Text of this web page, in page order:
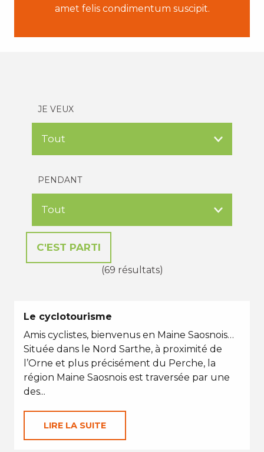
amet felis condimentum suscipit.
JE VEUX
PENDANT
(69 résultats)
Le cyclotourisme
Amis cyclistes, bienvenus en Maine Saosnois…
Située dans le Nord Sarthe, à proximité de
l’Orne et plus précisément du Perche, la
région Maine Saosnois est traversée par une
des...
LIRE LA SUITE